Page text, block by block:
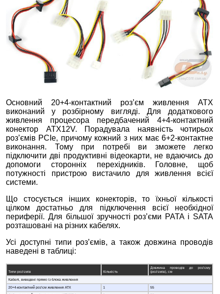
Основний 20+4-контактний роз’єм живлення ATX
виконаний у розбірному вигляді. Для додаткового
живлення процесора передбачений 4+4-контактний
конектор ATX12V. Порадувала наявність чотирьох
роз’ємів PCIe, причому кожний з них має 6+2-контактне
виконання. Тому при потребі ви зможете легко
підключити дві продуктивні відеокарти, не вдаючись до
допомоги сторонніх перехідників. Головне, щоб
потужності пристрою вистачило для живлення всієї
системи.
Що стосується інших конекторів, то їхньої кількості
цілком достатньо для підключення всієї необхідної
периферії. Для більшої зручності роз’єми PATA і SATA
розташовані на різних кабелях.
Усі доступні типи роз’ємів, а також довжина проводів
наведені в таблиці:
Типи роз’ємів Кількість
Довжина проводів до роз’єму
(роз’ємів), см
Кабелі, виведені прямо із блока живлення
20+4-контактний роз’єм живлення ATX
1
55